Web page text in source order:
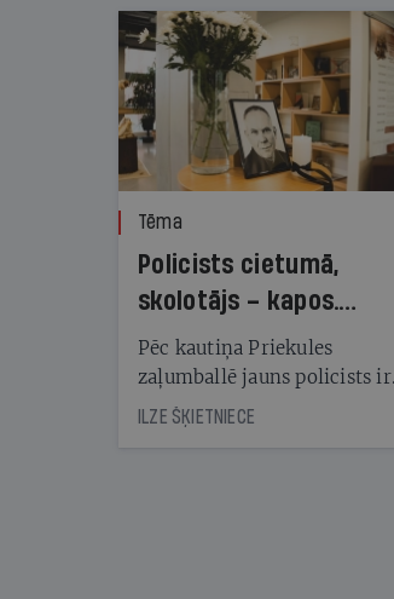
Tēma
Policists cietumā,
skolotājs – kapos.
Reibuma cena Priekulē
Pēc kautiņa Priekules
zaļumballē jauns policists ir
nonācis cietumā, bet
cienījams pedagogs — kapos.
ILZE ŠĶIETNIECE